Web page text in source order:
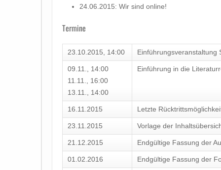
24.06.2015: Wir sind online!
Termine
23.10.2015, 14:00 Einführungsveranstaltung
09.11., 14:00
11.11., 16:00
13.11., 14:00
Einführung in die
16.11.2015 Letzte
23.11.2015 Vorlage der
21.12.2015 Endgültige Fassung der
01.02.2016 Endgültige Fassung der